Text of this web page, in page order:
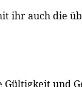
ihr auch die
Gültigkeit und